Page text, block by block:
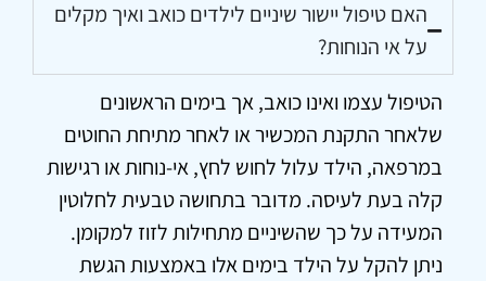
האם טיפול יישור שיניים לילדים כואב ואיך מקלים
על אי הנוחות?
הטיפול עצמו ואינו כואב, אך בימים הראשונים
שלאחר התקנת המכשיר או לאחר מתיחת החוטים
במרפאה, הילד עלול לחוש לחץ, אי-נוחות או רגישות
קלה בעת לעיסה. מדובר בתחושה טבעית לחלוטין
המעידה על כך שהשיניים מתחילות לזוז למקומן.
ניתן להקל על הילד בימים אלו באמצעות הגשת